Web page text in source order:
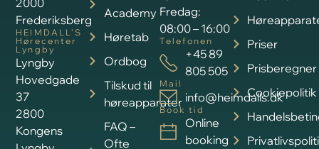
2000
Frederiksberg
HEIMDALL’S
Hørecenter
Lyngby
Lyngby
Hovedgade
37
2800
Kongens
Priser
Prisberegner
Cookiepolitik
Academy
Høretab
Ordbog
Tilskud til
høreapparater
FAQ –
Ofte
Fredag:
08:00 – 16:00
Telefonen
+45 89
805 505
Mail
info@heimdalls.dk
Book tid
Online
booking